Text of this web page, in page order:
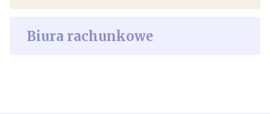
Biura rachunkowe